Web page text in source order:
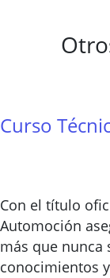
Curso
Con el título
Automoción
más que nunca
conocimientos